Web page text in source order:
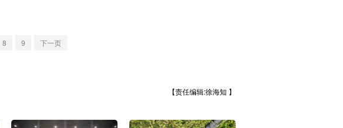
8 9 下一页
【责任编辑:徐海知 】